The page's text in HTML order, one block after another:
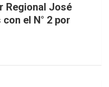
Regional José
con el N° 2 por